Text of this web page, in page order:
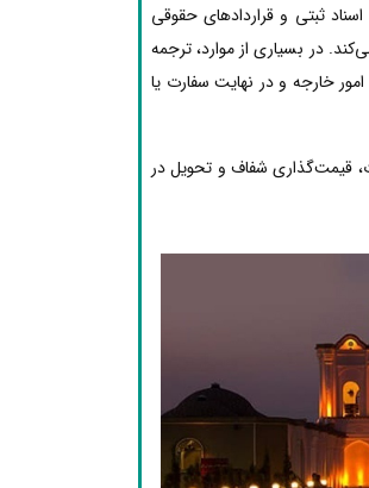
ثبتی و قراردادهای حقوقی
در بسیاری از موارد، ترجمه
خارجه و در نهایت سفارت یا
قیمت‌گذاری شفاف و تحویل در